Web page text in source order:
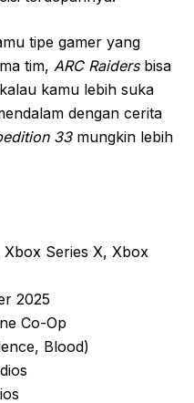
tipe gamer yang
tim, ARC Raidersbisa
kamu lebih suka
dengan cerita
33mungkin lebih
Xbox Series X, Xbox
2025
Co-Op
Blood)